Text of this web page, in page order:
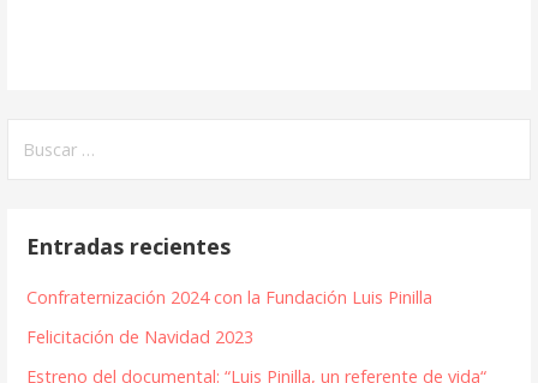
Entradas recientes
Confraternización 2024 con la Fundación Luis Pinilla
Felicitación de Navidad 2023
Estreno del documental: “Luis Pinilla, un referente de vida“